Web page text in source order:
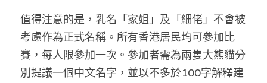
大衛sir專欄
曾子晴 - 晴深直說
龔靜儀大律師專欄
值得注意的是，乳名「家姐」及「細佬」不會被
考慮作為正式名稱。所有香港居民均可參加比
賽，每人限參加一次。參加者需為兩隻大熊貓分
別提議一個中文名字，並以不多於100字解釋建